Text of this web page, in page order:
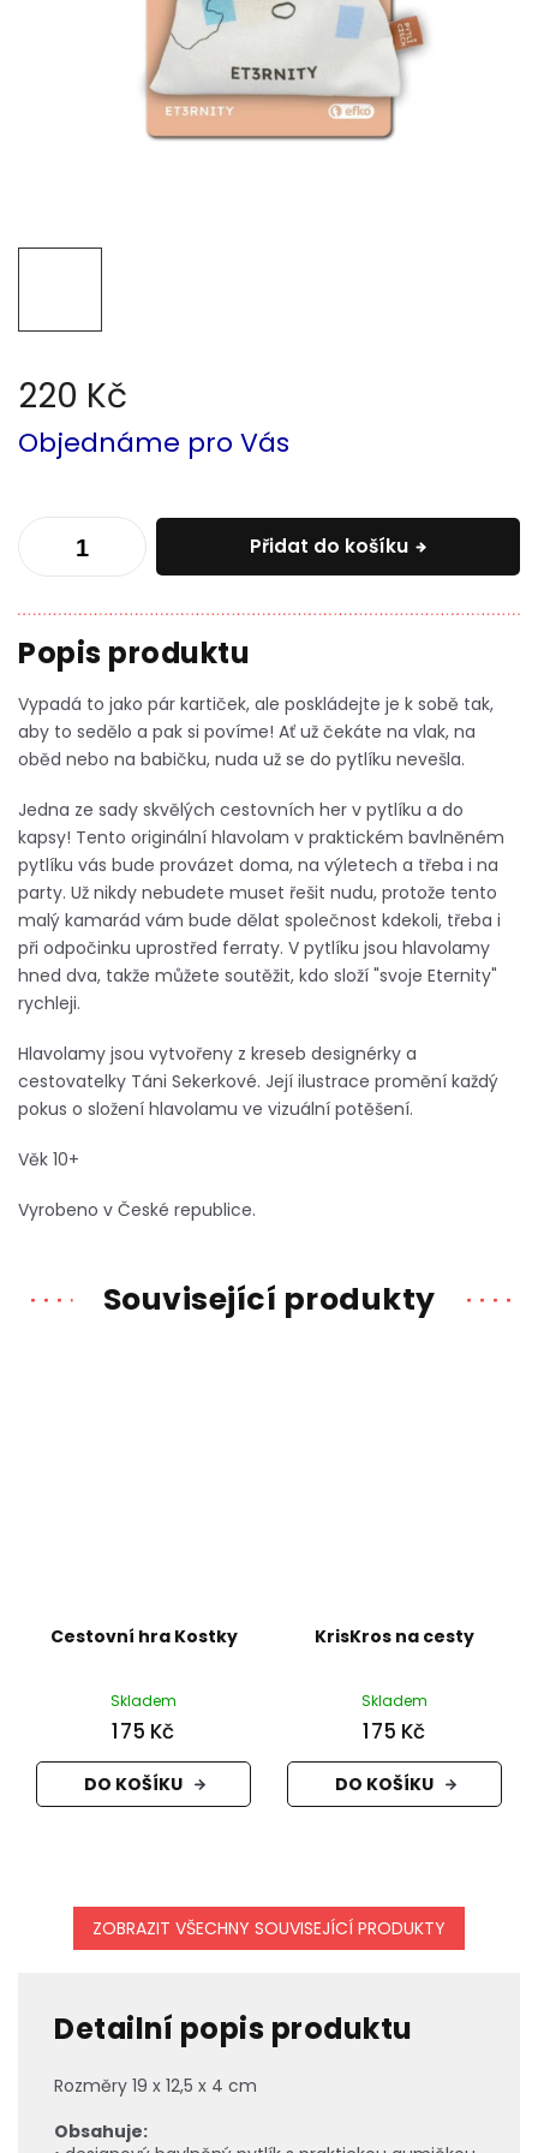
220 Kč
Měrná
cena:
Objednáme pro Vás
Přidat do košíku
Vypadá to jako pár kartiček, ale poskládejte je k sobě tak,
aby to sedělo a pak si povíme! Ať už čekáte na vlak, na
oběd nebo na babičku, nuda už se do pytlíku nevešla.
Jedna ze sady skvělých cestovních her v pytlíku a do
kapsy! Tento originální hlavolam v praktickém bavlněném
pytlíku vás bude provázet doma, na výletech a třeba i na
party. Už nikdy nebudete muset řešit nudu, protože tento
malý kamarád vám bude dělat společnost kdekoli, třeba i
při odpočinku uprostřed ferraty. V pytlíku jsou hlavolamy
hned dva, takže můžete soutěžit, kdo složí "svoje Eternity"
rychleji.
Hlavolamy jsou vytvořeny z kreseb designérky a
cestovatelky Táni Sekerkové. Její ilustrace promění každý
pokus o složení hlavolamu ve vizuální potěšení.
Věk 10+
Vyrobeno v České republice.
Související produkty
Cestovní hra Kostky
Skladem
175 Kč
DO KOŠÍKU
KrisKros na cesty
Skladem
175 Kč
DO KOŠÍKU
ZOBRAZIT VŠECHNY SOUVISEJÍCÍ PRODUKTY
Detailní popis produktu
Rozměry 19 x 12,5 x 4 cm
Obsahuje: